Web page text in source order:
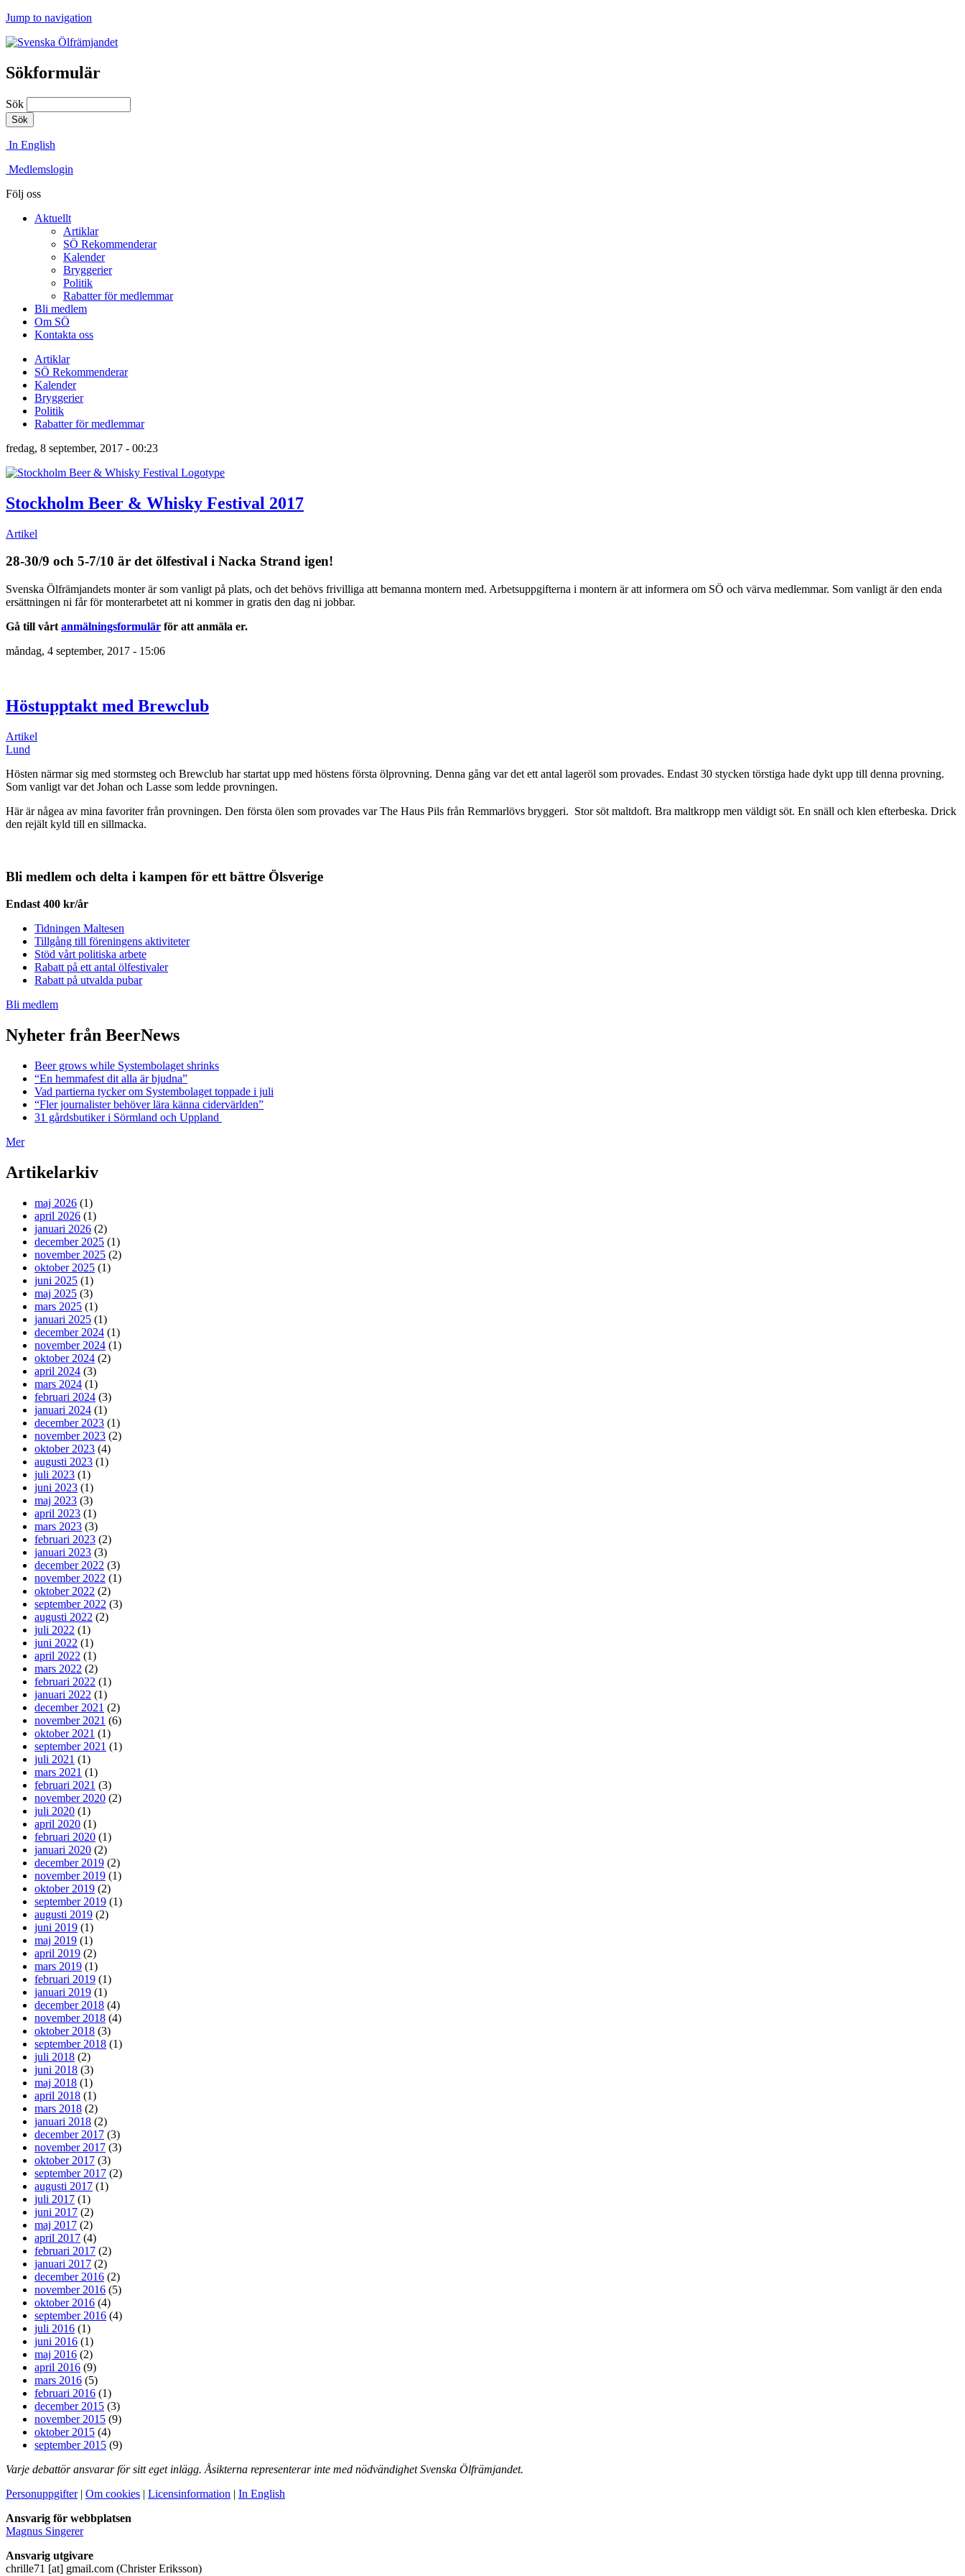
Jump to navigation
Sökformulär
Sök
In English
Medlemslogin
Följ oss
Aktuellt
Artiklar
SÖ Rekommenderar
Kalender
Bryggerier
Politik
Rabatter för medlemmar
Bli medlem
Om SÖ
Kontakta oss
Artiklar
SÖ Rekommenderar
Kalender
Bryggerier
Politik
Rabatter för medlemmar
fredag, 8 september, 2017 - 00:23
Stockholm Beer & Whisky Festival 2017
Artikel
28-30/9 och 5-7/10 är det ölfestival i Nacka Strand igen!
Svenska Ölfrämjandets monter är som vanligt på plats, och det behövs frivilliga att bemanna montern med. Arbetsuppgifterna i montern är att informera om SÖ och värva medlemmar. Som vanligt är den enda
ersättningen ni får för monterarbetet att ni kommer in gratis den dag ni jobbar.
Gå till vårt anmälningsformulär för att anmäla er.
måndag, 4 september, 2017 - 15:06
Höstupptakt med Brewclub
Artikel
Lund
Hösten närmar sig med stormsteg och Brewclub har startat upp med höstens första ölprovning. Denna gång var det ett antal lageröl som provades. Endast 30 stycken törstiga hade dykt upp till denna provning.
Som vanligt var det Johan och Lasse som ledde provningen.
Här är någea av mina favoriter från provningen. Den första ölen som provades var The Haus Pils från Remmarlövs bryggeri. Stor söt maltdoft. Bra maltkropp men väldigt söt. En snäll och klen efterbeska. Drick
den rejält kyld till en sillmacka.
Bli medlem och delta i kampen för ett bättre Ölsverige
Endast 400 kr/år
Tidningen Maltesen
Tillgång till föreningens aktiviteter
Stöd vårt politiska arbete
Rabatt på ett antal ölfestivaler
Rabatt på utvalda pubar
Bli medlem
Nyheter från BeerNews
Beer grows while Systembolaget shrinks
“En hemmafest dit alla är bjudna”
Vad partierna tycker om Systembolaget toppade i juli
“Fler journalister behöver lära känna cidervärlden”
31 gårdsbutiker i Sörmland och Uppland
Mer
Artikelarkiv
maj 2026 (1)
april 2026 (1)
januari 2026 (2)
december 2025 (1)
november 2025 (2)
oktober 2025 (1)
juni 2025 (1)
maj 2025 (3)
mars 2025 (1)
januari 2025 (1)
december 2024 (1)
november 2024 (1)
oktober 2024 (2)
april 2024 (3)
mars 2024 (1)
februari 2024 (3)
januari 2024 (1)
december 2023 (1)
november 2023 (2)
oktober 2023 (4)
augusti 2023 (1)
juli 2023 (1)
juni 2023 (1)
maj 2023 (3)
april 2023 (1)
mars 2023 (3)
februari 2023 (2)
januari 2023 (3)
december 2022 (3)
november 2022 (1)
oktober 2022 (2)
september 2022 (3)
augusti 2022 (2)
juli 2022 (1)
juni 2022 (1)
april 2022 (1)
mars 2022 (2)
februari 2022 (1)
januari 2022 (1)
december 2021 (2)
november 2021 (6)
oktober 2021 (1)
september 2021 (1)
juli 2021 (1)
mars 2021 (1)
februari 2021 (3)
november 2020 (2)
juli 2020 (1)
april 2020 (1)
februari 2020 (1)
januari 2020 (2)
december 2019 (2)
november 2019 (1)
oktober 2019 (2)
september 2019 (1)
augusti 2019 (2)
juni 2019 (1)
maj 2019 (1)
april 2019 (2)
mars 2019 (1)
februari 2019 (1)
januari 2019 (1)
december 2018 (4)
november 2018 (4)
oktober 2018 (3)
september 2018 (1)
juli 2018 (2)
juni 2018 (3)
maj 2018 (1)
april 2018 (1)
mars 2018 (2)
januari 2018 (2)
december 2017 (3)
november 2017 (3)
oktober 2017 (3)
september 2017 (2)
augusti 2017 (1)
juli 2017 (1)
juni 2017 (2)
maj 2017 (2)
april 2017 (4)
februari 2017 (2)
januari 2017 (2)
december 2016 (2)
november 2016 (5)
oktober 2016 (4)
september 2016 (4)
juli 2016 (1)
juni 2016 (1)
maj 2016 (2)
april 2016 (9)
mars 2016 (5)
februari 2016 (1)
december 2015 (3)
november 2015 (9)
oktober 2015 (4)
september 2015 (9)
Varje debattör ansvarar för sitt eget inlägg. Åsikterna representerar inte med nödvändighet Svenska Ölfrämjandet.
Personuppgifter| Om cookies | Licensinformation | In English
Ansvarig för webbplatsen
Magnus Singerer
Ansvarig utgivare
chrille71 [at] gmail.com (Christer Eriksson)